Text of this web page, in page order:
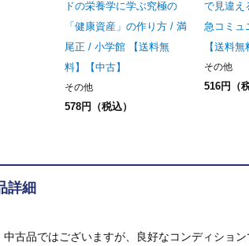
ドの栄養学に学ぶ究極の
「健康資産」の作り方 / 満
尾正 / 小学館 【送料無
料】【中古】
その他
578円（税込）
で見違え
急コミュ
【送料無
その他
516円（
詳細
中古品ではございますが、良好なコンディショ